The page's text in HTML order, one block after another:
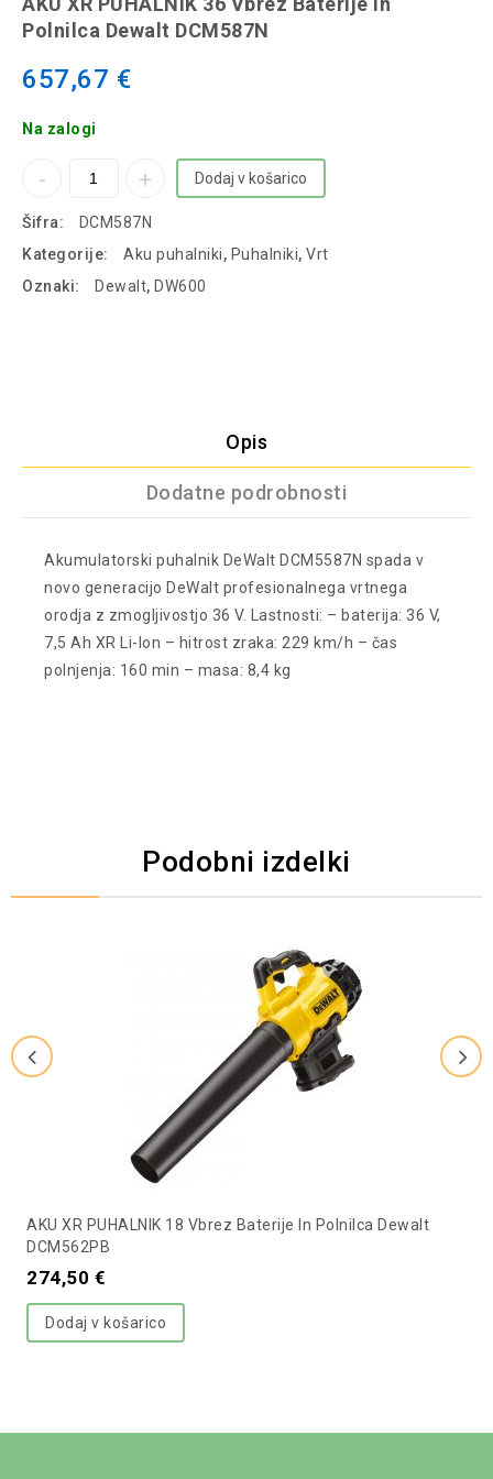
Polnilca Dewalt DCM587N
657,67 €
Na zalogi
Dodaj v košarico
Šifra:
DCM587N
Kategorije:
Aku puhalniki, Puhalniki, Vrt
Oznaki:
Dewalt, DW600
Opis
Dodatne podrobnosti
Akumulatorski puhalnik DeWalt DCM5587N spada v
novo generacijo DeWalt profesionalnega vrtnega
orodja z zmogljivostjo 36 V. Lastnosti: – baterija: 36 V,
7,5 Ah XR Li-Ion – hitrost zraka: 229 km/h – čas
polnjenja: 160 min – masa: 8,4 kg
Podobni izdelki
AKU XR PUHALNIK 18 Vbrez Baterije In Polnilca Dewalt
DCM562PB
274,50 €
Dodaj v košarico